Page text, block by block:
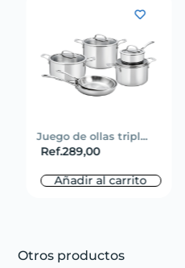
Juego de ollas tripl...
Ref.289,00
Añadir al carrito
Otros productos